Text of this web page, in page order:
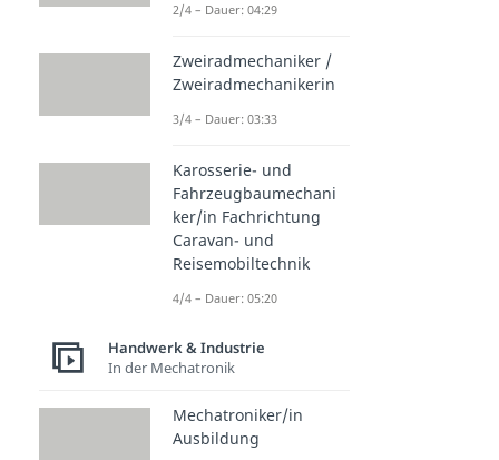
2/4 – Dauer: 04:29
Zweiradmechaniker /
Zweiradmechanikerin
3/4 – Dauer: 03:33
Karosserie- und
Fahrzeugbaumechani
ker/in Fachrichtung
Caravan- und
Reisemobiltechnik
4/4 – Dauer: 05:20
Handwerk & Industrie
In der Mechatronik
Mechatroniker/in
Ausbildung